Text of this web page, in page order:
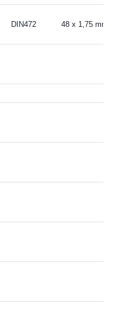
DIN472 48 x 1,75 mm